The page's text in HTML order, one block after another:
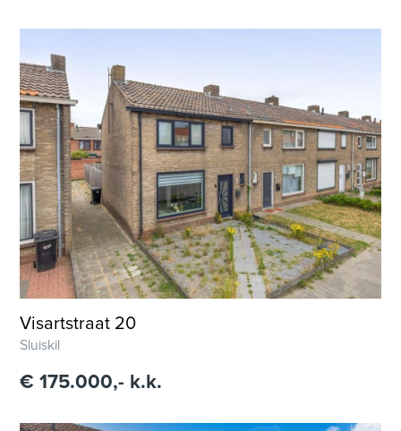
Visartstraat 20
Sluiskil
€ 175.000,- k.k.